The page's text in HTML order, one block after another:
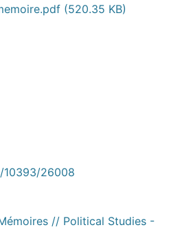
(520.35 KB)
10393/26008
// Political Studies -